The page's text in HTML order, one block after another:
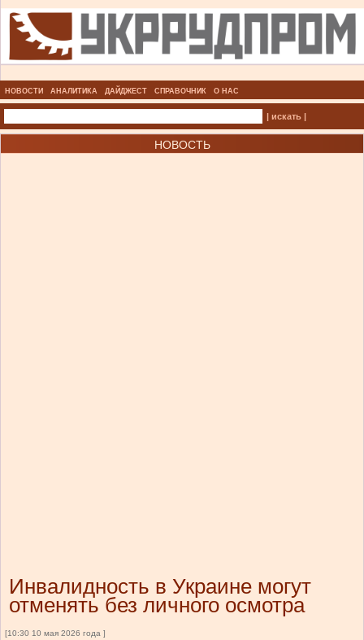
НОВОСТИ АНАЛИТИКА ДАЙДЖЕСТ СПРАВОЧНИК О НАС
| искать |
НОВОСТЬ
Инвалидность в Украине могут
отменять без личного осмотра
[10:30 10 мая 2026 года ]